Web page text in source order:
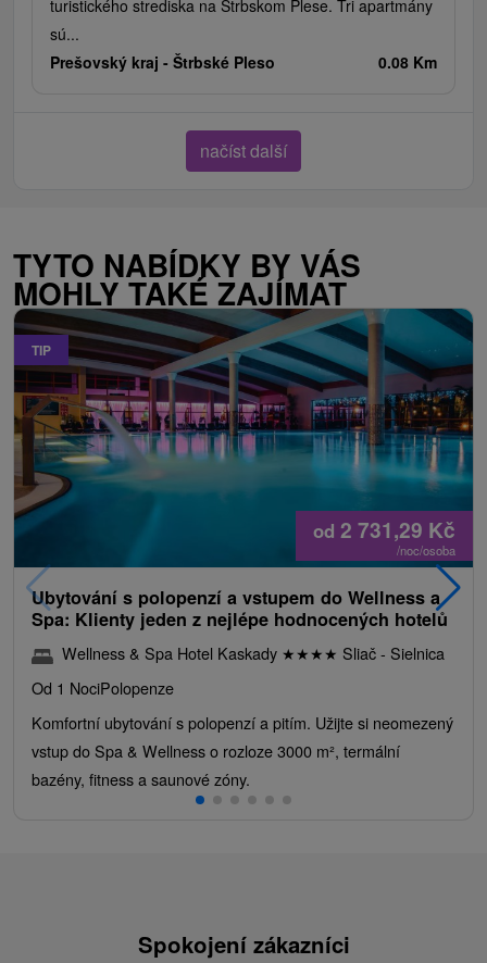
turistického strediska na Štrbskom Plese. Tri apartmány
sú...
Prešovský kraj - Štrbské Pleso 0.08 Km
načíst další
TYTO NABÍDKY BY VÁS
MOHLY TAKÉ ZAJÍMAT
TIP
od 2 731,29 Kč
/noc/osoba
Ubytování s polopenzí a vstupem do Wellness a
Spa: Klienty jeden z nejlépe hodnocených hotelů
Wellness & Spa Hotel Kaskady ★★★★ Sliač - Sielnica
Od 1 NociPolopenze
Komfortní ubytování s polopenzí a pitím. Užijte si neomezený
vstup do Spa & Wellness o rozloze 3000 m², termální
bazény, fitness a saunové zóny.
Spokojení zákazníci